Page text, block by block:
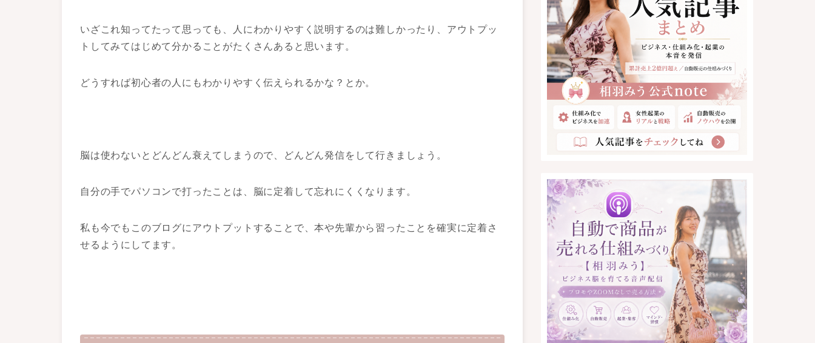
いざこれ知ってたって思っても、人にわかりやすく説明するのは難しかったり、アウトプッ
トしてみてはじめて分かることがたくさんあると思います。
どうすれば初心者の人にもわかりやすく伝えられるかな？とか。
脳は使わないとどんどん衰えてしまうので、どんどん発信をして行きましょう。
自分の手でパソコンで打ったことは、脳に定着して忘れにくくなります。
私も今でもこのブログにアウトプットすることで、本や先輩から習ったことを確実に定着さ
せるようにしてます。